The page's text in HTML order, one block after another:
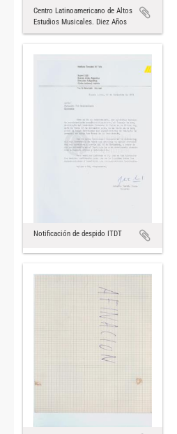
Centro Latinoamericano de Altos
Estudios Musicales. Diez Años
Notificación de despido ITDT